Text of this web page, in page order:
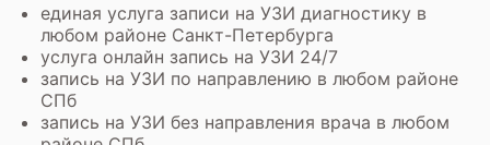
единая услуга записи на УЗИ диагностику в
любом районе Санкт-Петербурга
услуга онлайн запись на УЗИ 24/7
запись на УЗИ по направлению в любом районе
СПб
запись на УЗИ без направления врача в любом